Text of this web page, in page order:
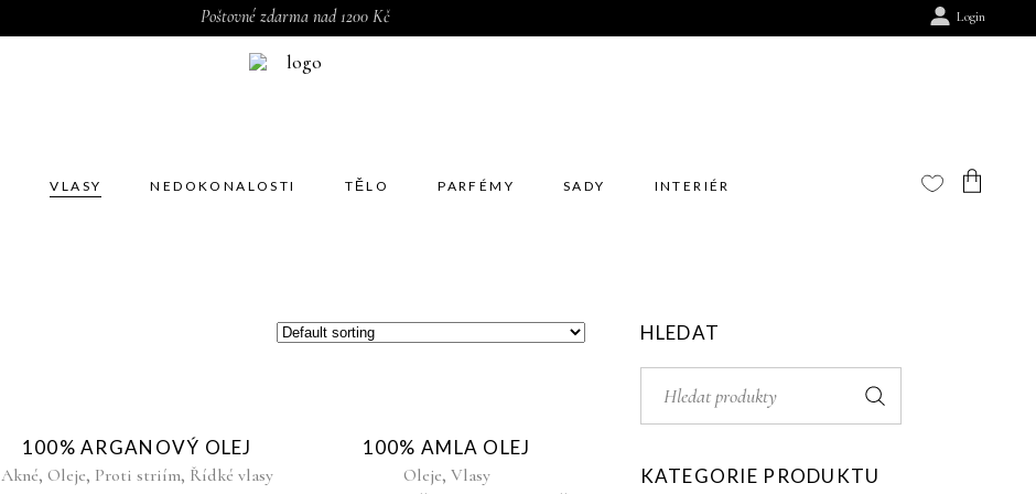
Poštovné zdarma nad 1200 Kč Login
VLASY NEDOKONALOSTI TĚLO PARFÉMY SADY INTERIÉR
Sold
100% ARGANOVÝ OLEJ
Akné, Oleje, Proti striím, Řídké vlasy
Sold
100% AMLA OLEJ
Oleje, Vlasy
HLEDAT
for:
KATEGORIE PRODUKTU